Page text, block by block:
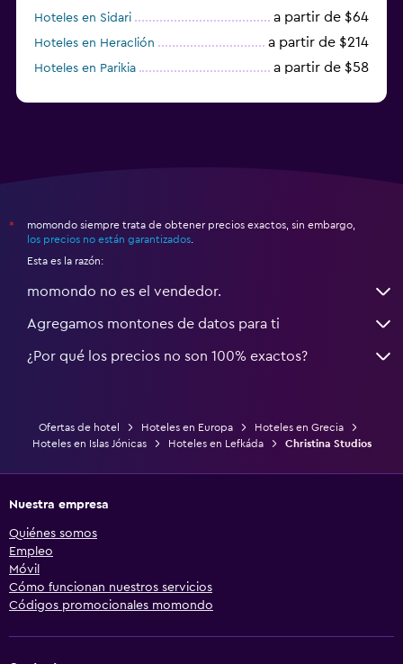
Hoteles en Sidari
a partir de $64
Hoteles en Heraclión a partir de $214
Hoteles en Parikia a partir de $58
*
momondo siempre trata de obtener precios exactos, sin embargo,
los precios no están garantizados
Esta es la razón:
momondo no es el vendedor.
Agregamos montones de datos para ti
¿Por qué los precios no son 100% exactos?
Ofertas de hotel Hoteles en Europa
Hoteles en Grecia
Hoteles en Islas Jónicas
Hoteles en Lefkáda Christina Studios
Nuestra empresa
Quiénes somos
Empleo
Móvil
Cómo funcionan nuestros servicios
Códigos promocionales momondo